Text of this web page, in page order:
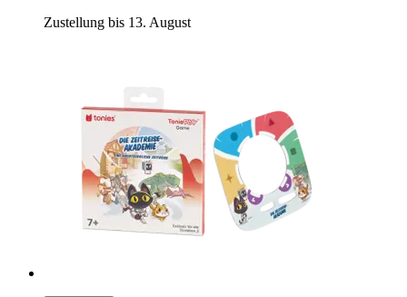
Zustellung bis 13. August